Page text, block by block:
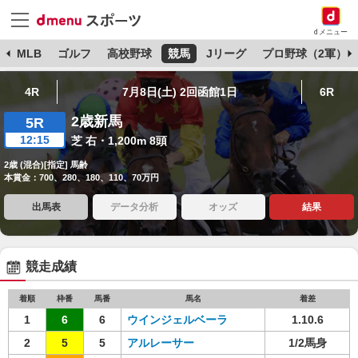
dメニュー
MLB ゴルフ 高校野球 競馬 Jリーグ プロ野球（2軍）
4R 7月8日(土) 2回函館1日 6R
5R
12:15
2歳新馬
芝 右・1,200m 8頭
2歳 (混合)[指定] 馬齢
本賞金：700、280、180、110、70万円
出馬表 データ分析 オッズ 結果
競走成績
着順 枠番 馬番 馬名 着差
1 6 6 ウインジェルベーラ
1.10.6
2
5 5 アルレーサー 1/2馬身